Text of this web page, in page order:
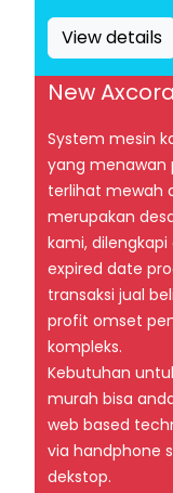
View details
New
System mesin
yang menawan
terlihat mewah
merupakan
kami,
expired date
transaksi jual
profit omset
kompleks.
Kebutuhan
murah bisa
web based
via handphone
dekstop.